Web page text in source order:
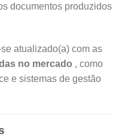
documentos produzidos
atualizado(a) com as
no mercado , como
e sistemas de gestão